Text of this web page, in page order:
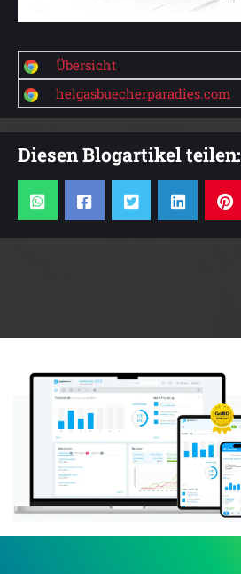
Übersicht
helgasbuecherparadies.com
Diesen Blogartikel teilen: